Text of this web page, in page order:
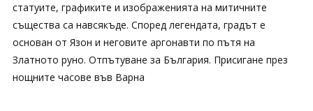
статуите, графиките и изображенията на митичните
същества са навсякъде. Според легендата, градът е
основан от Язон и неговите аргонавти по пътя на
Златното руно. Отпътуване за България. Присигане през
нощните часове във Варна